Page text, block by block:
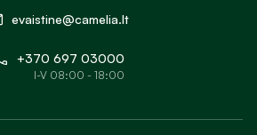
evaistine@camelia.lt
+370 697 03000
I-V 08:00 - 18:00